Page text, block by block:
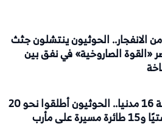
الانفجار.. الحوثيون ينتشلون جثث
«القوة الصاروخية» في نفق بين
مقتل وإصابة 16 مدنيا.. الحوثيون أطلقوا نحو 20
على مأرب